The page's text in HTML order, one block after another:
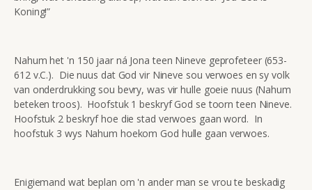
Koning!”
Nahum het 'n 150 jaar ná Jona teen Nineve geprofeteer (653-
612 v.C.). Die nuus dat God vir Nineve sou verwoes en sy volk
van onderdrukking sou bevry, was vir hulle goeie nuus (Nahum
beteken troos). Hoofstuk 1 beskryf God se toorn teen Nineve.
Hoofstuk 2 beskryf hoe die stad verwoes gaan word. In
hoofstuk 3 wys Nahum hoekom God hulle gaan verwoes.
Enigiemand wat beplan om 'n ander man se vrou te beskadig